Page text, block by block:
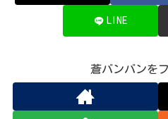
LINE
蒼バンバンを